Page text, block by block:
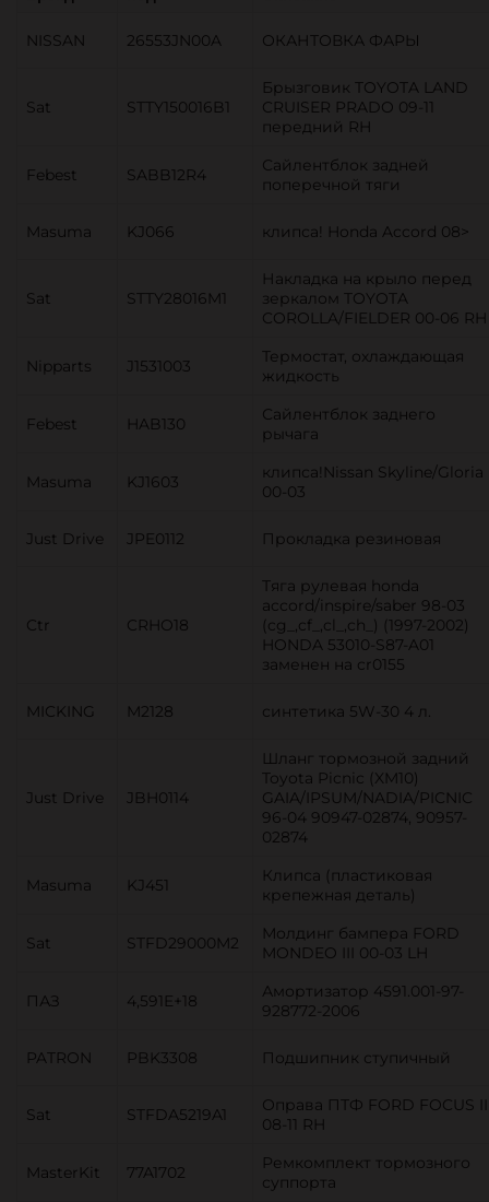
NISSAN 26553JN00A ОКАНТОВКА ФАРЫ
Sat STTY150016B1
Брызговик TOYOTA LAND
CRUISER PRADO 09-11
передний RH
Febest SABB12R4
Сайлентблок задней
поперечной тяги
Masuma KJ066 клипса! Honda Accord 08>
Sat STTY28016M1
Накладка на крыло перед
зеркалом TOYOTA
COROLLA/FIELDER 00-06 RH
Nipparts J1531003
Термостат, охлаждающая
жидкость
Febest HAB130
Сайлентблок заднего
рычага
Masuma KJ1603
клипса!Nissan Skyline/Gloria
00-03
Just Drive JPE0112 Прокладка резиновая
Ctr CRHO18
Тяга рулевая honda
accord/inspire/saber 98-03
(cg_,cf_,cl_,ch_) (1997-2002)
HONDA 53010-S87-A01
заменен на cr0155
MICKING M2128 синтетика 5W-30 4 л.
Just Drive JBH0114
Шланг тормозной задний
Toyota Picnic (XM10)
GAIA/IPSUM/NADIA/PICNIC
96-04 90947-02874, 90957-
02874
Masuma KJ451
Клипса (пластиковая
крепежная деталь)
Sat STFD29000M2
Молдинг бампера FORD
MONDEO III 00-03 LH
ПАЗ 4,591E+18
Амортизатор 4591.001-97-
928772-2006
PATRON PBK3308 Подшипник ступичный
Sat STFDA5219A1
Оправа ПТФ FORD FOCUS II
08-11 RH
MasterKit 77A1702
Ремкомплект тормозного
суппорта